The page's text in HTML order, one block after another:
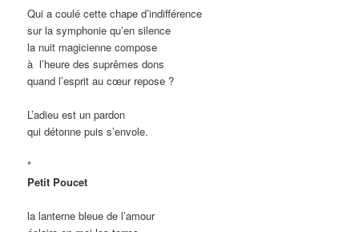
Qui a coulé cette chape d’indifférence
sur la symphonie qu’en silence
la nuit magicienne compose
à l’heure des suprêmes dons
quand l’esprit au cœur repose ?
L’adieu est un pardon
qui détonne puis s’envole.
*
Petit Poucet
la lanterne bleue de l’amour